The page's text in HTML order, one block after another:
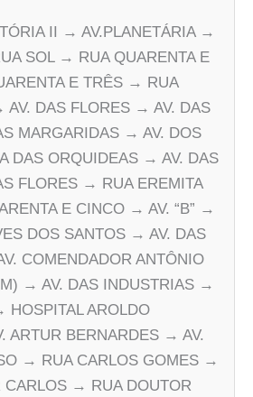
II → AV.PLANETÁRIA →
SOL → RUA QUARENTA E
E TRÊS → RUA
AV. DAS FLORES → AV. DAS
MARGARIDAS → AV. DOS
DAS ORQUIDEAS → AV. DAS
FLORES → RUA EREMITA
E CINCO → AV. “B” →
DOS SANTOS → AV. DAS
COMENDADOR ANTÔNIO
→ AV. DAS INDUSTRIAS →
AROLDO
ARTUR BERNARDES → AV.
→ RUA CARLOS GOMES →
CARLOS → RUA DOUTOR